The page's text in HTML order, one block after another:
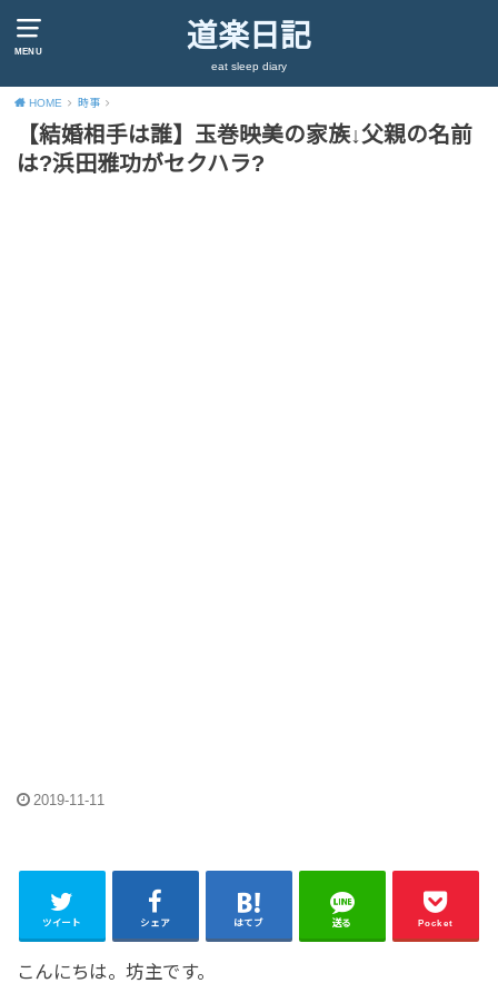
MENU 道楽日記
eat sleep diary
HOME 時事
【結婚相手は誰】玉巻映美の家族↓父親の名前
は?浜田雅功がセクハラ?
2019-11-11
ツイート シェア はてブ 送る Pocket
こんにちは。坊主です。